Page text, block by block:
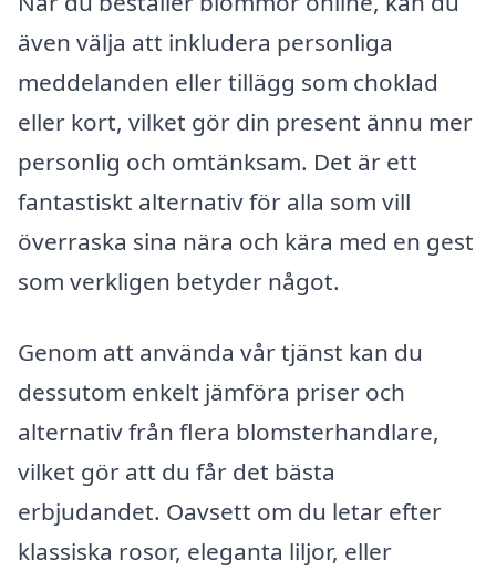
även välja att inkludera personliga
meddelanden eller tillägg som choklad
eller kort, vilket gör din present ännu mer
personlig och omtänksam. Det är ett
fantastiskt alternativ för alla som vill
överraska sina nära och kära med en gest
som verkligen betyder något.
Genom att använda vår tjänst kan du
dessutom enkelt jämföra priser och
alternativ från flera blomsterhandlare,
vilket gör att du får det bästa
erbjudandet. Oavsett om du letar efter
klassiska rosor, eleganta liljor, eller